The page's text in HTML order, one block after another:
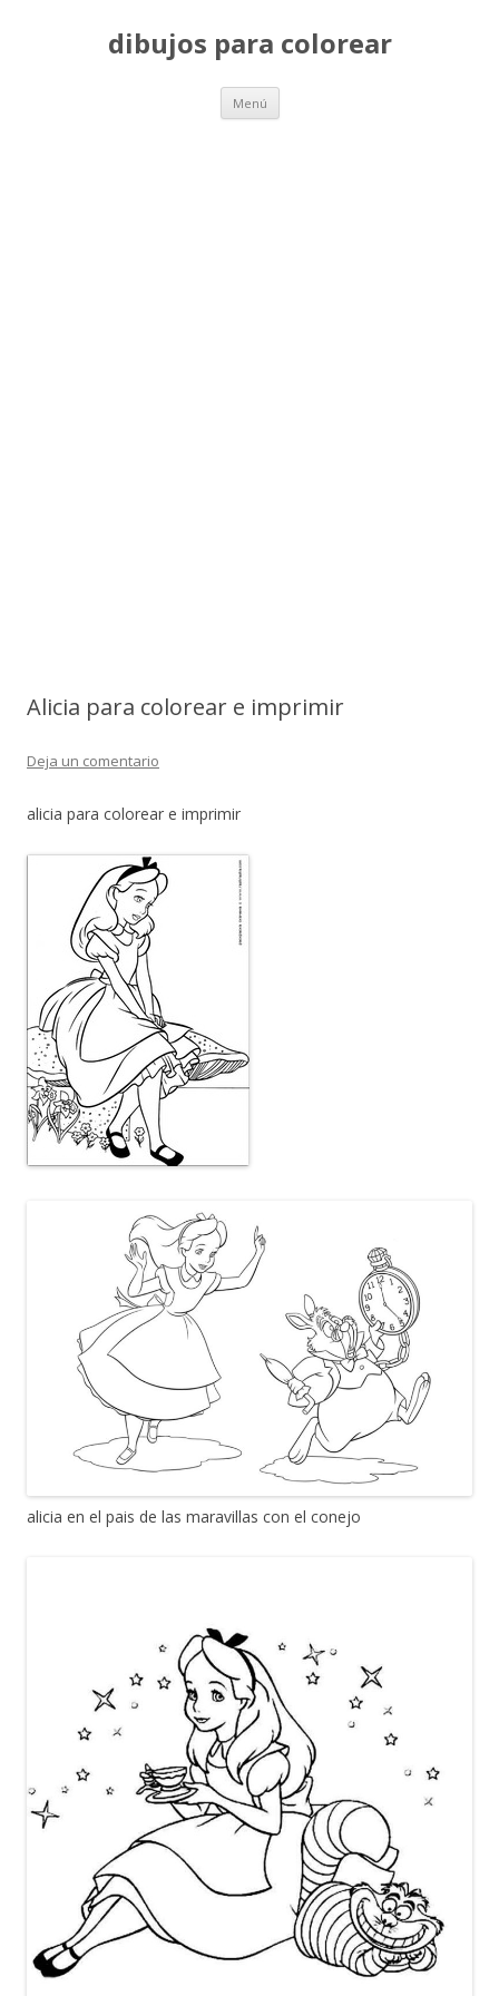
dibujos para colorear
Menú Saltar
contenido
Alicia para colorear e imprimir
Deja un comentario
alicia para colorear e imprimir
alicia en el pais de las maravillas con el conejo